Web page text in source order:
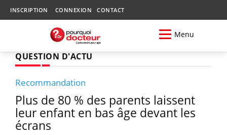
INSCRIPTION CONNEXION CONTACT
Menu
QUESTION D'ACTU
Recommandation
Plus de 80 % des parents laissent
leur enfant en bas âge devant les
écrans